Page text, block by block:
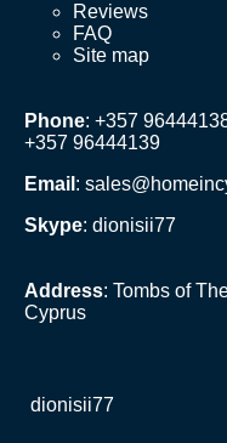
Reviews
FAQ
Site map
Phone: +357
+357 96444139
Email :
Skype: dionisii77
Address: Tombs of
Cyprus
dionisii77